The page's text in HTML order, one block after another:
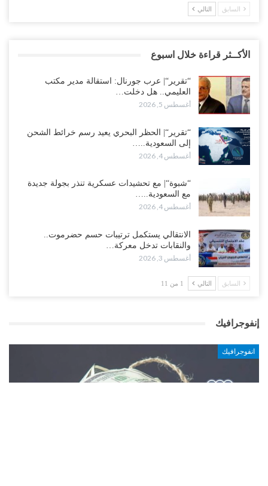
السابق التالي
الأكــثر قراءة خلال اسبوع
“تقرير“| عرب جورنال: استقالة مدير مكتب
العليمي.. هل دخلت…
أغسطس 5, 2026
“تقرير“| الحظر البحري يعيد رسم خرائط الشحن
إلى السعودية..…
أغسطس 4, 2026
“شبوة“| مع تحشيدات عسكرية تنذر بجولة جديدة
مع السعودية..…
أغسطس 4, 2026
الانتقالي يستكمل ترتيبات حسم حضرموت..
والنقابات تدخل معركة…
أغسطس 3, 2026
السابق التالي 1 من 11
إنفوجرافيك
انفوجرافيك